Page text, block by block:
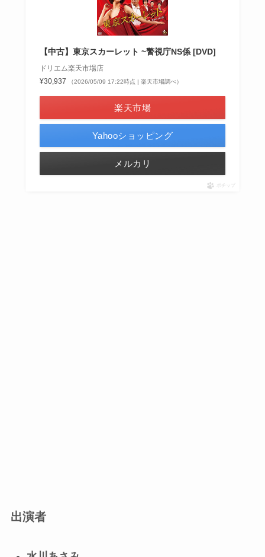
【中古】東京スカーレット ~警視庁NS係 [DVD]
ドリエム楽天市場店
¥30,937
（2026/05/09 17:22時点 | 楽天市場調べ）
楽天市場
Yahooショッピング
メルカリ
ポチップ
出演者